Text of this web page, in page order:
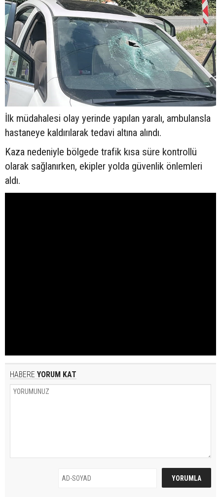
İlk müdahalesi olay yerinde yapılan yaralı, ambulansla
hastaneye kaldırılarak tedavi altına alındı.
Kaza nedeniyle bölgede trafik kısa süre kontrollü
olarak sağlanırken, ekipler yolda güvenlik önlemleri
aldı.
HABERE YORUM KAT